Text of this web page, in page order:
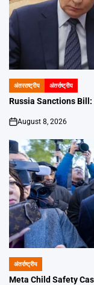
POSTED
IN
अंतरराष्ट्रीय अंतर्राष्ट्रीय
Russia Sanctions Bill:
on
August 8, 2026
POSTED
IN
अंतर्राष्ट्रीय
Meta Child Safety